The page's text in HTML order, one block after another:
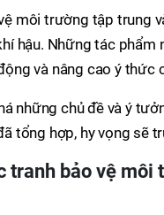
môi trường tập trung
hậu. Những tác
và nâng cao ý thức
những chủ đề và ý
tổng hợp, hy vọng sẽ
tranh bảo vệ môi